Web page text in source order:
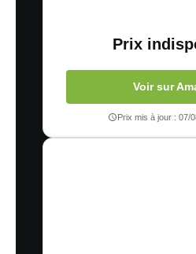
Prix
Voir sur
Prix mis à jour : 07/